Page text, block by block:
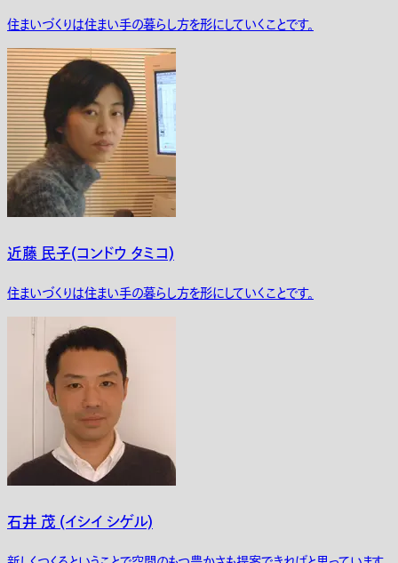
住まいづくりは住まい手の暮らし方を形にしていくことです。
近藤 民子(コンドウ タミコ)
住まいづくりは住まい手の暮らし方を形にしていくことです。
石井 茂 (イシイ シゲル)